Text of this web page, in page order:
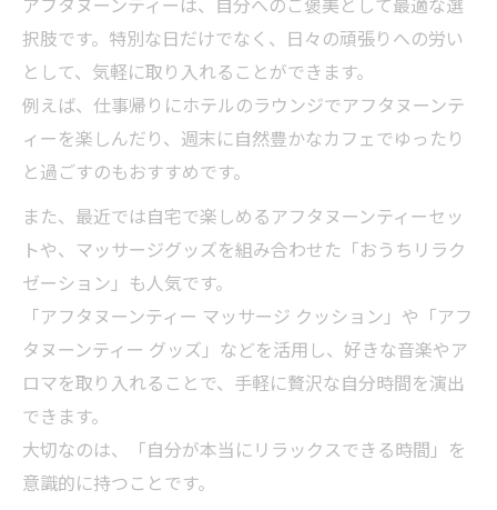
果を高める工夫
アフタヌーンティーを極上の癒しタイムに
変える方法
アフタヌーンティーと癒しグッズで自分を
甘やかすコツ
択肢です。特別な日だけでなく、日々の頑張りへの労い
として、気軽に取り入れることができます。
例えば、仕事帰りにホテルのラウンジでアフタヌーンテ
ィーを楽しんだり、週末に自然豊かなカフェでゆったり
と過ごすのもおすすめです。
また、最近では自宅で楽しめるアフタヌーンティーセッ
トや、マッサージグッズを組み合わせた「おうちリラク
ゼーション」も人気です。
「アフタヌーンティー マッサージ クッション」や「アフ
タヌーンティー グッズ」などを活用し、好きな音楽やア
ロマを取り入れることで、手軽に贅沢な自分時間を演出
できます。
大切なのは、「自分が本当にリラックスできる時間」を
意識的に持つことです。